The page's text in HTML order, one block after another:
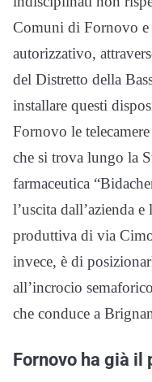
Comuni di Fornovo e
autorizzativo,
del Distretto della
installare questi
Fornovo le
che si trova lungo la
farmaceutica
l’uscita dall’azienda
produttiva di via
invece, è di
all’incrocio
che conduce a
Fornovo ha già il